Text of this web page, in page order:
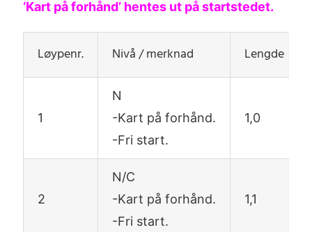
‘Kart på forhånd’ hentes ut på startstedet.
Løypenr. Nivå / merknad Lengde
1
N
-Kart på forhånd.
-Fri start.
1,0
2
N/C
-Kart på forhånd.
-Fri start.
1,1